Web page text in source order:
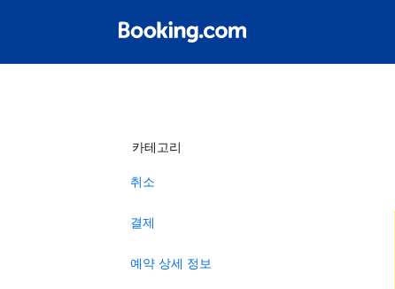
카테고리
취소
결제
예약 상세 정보